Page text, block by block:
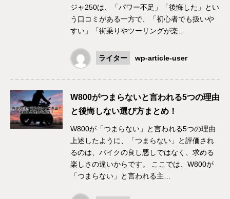
ジャ250は、「パワー不足」「後悔した」とい
う口コミがある一方で、「初心者でも扱いや
すい」「街乗りやツーリングが楽…
ライター wp-article-user
W800がつまらないと言われる5つの理由
と後悔しない選び方まとめ！
W800が「つまらない」と言われる5つの理由
上述したように、「つまらない」と評価され
るのは、バイクの良し悪しではなく、求める
楽しさの違いからです。 ここでは、W800が
「つまらない」と言われる主…